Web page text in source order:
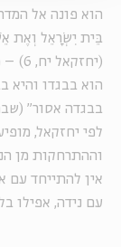
הוא פונה אל
בֵּית יִשְׂרָאֵל וְאֶת
הוא בבגדו והיא
בבגדה אסור"
לפי יחזקאל,
וההתרחקות מן
אין להתייחד עם
עם נידה, אפילו